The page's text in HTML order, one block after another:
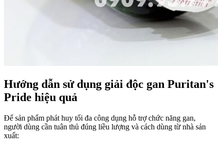
Hướng dẫn sử dụng giải độc gan Puritan's
Pride hiệu quả
Để sản phẩm phát huy tối đa công dụng hỗ trợ chức năng gan,
người dùng cần tuân thủ đúng liều lượng và cách dùng từ nhà sản
xuất: